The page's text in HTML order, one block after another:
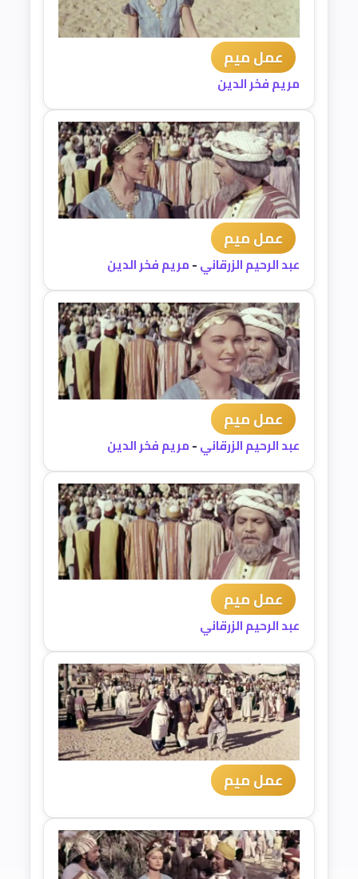
عمل ميم
مريم فخر الدين
عمل ميم
عبد الرحيم الزرقاني-مريم فخر الدين
عمل ميم
عبد الرحيم الزرقاني-مريم فخر الدين
عمل ميم
عبد الرحيم الزرقاني
عمل ميم